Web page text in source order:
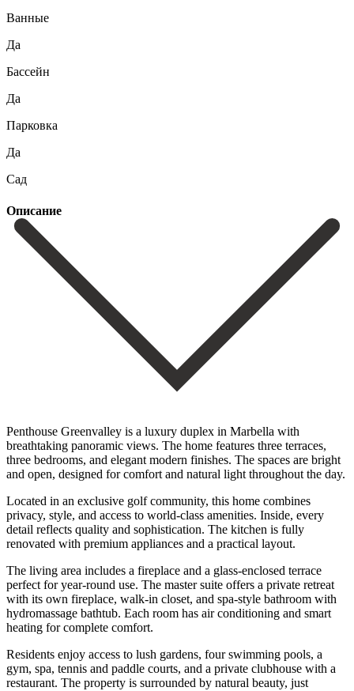
Ванные
Да
Бассейн
Да
Парковка
Да
Сад
Описание
Penthouse Greenvalley is a luxury duplex in Marbella with
breathtaking panoramic views. The home features three terraces,
three bedrooms, and elegant modern finishes. The spaces are bright
and open, designed for comfort and natural light throughout the day.
Located in an exclusive golf community, this home combines
privacy, style, and access to world-class amenities. Inside, every
detail reflects quality and sophistication. The kitchen is fully
renovated with premium appliances and a practical layout.
The living area includes a fireplace and a glass-enclosed terrace
perfect for year-round use. The master suite offers a private retreat
with its own fireplace, walk-in closet, and spa-style bathroom with
hydromassage bathtub. Each room has air conditioning and smart
heating for complete comfort.
Residents enjoy access to lush gardens, four swimming pools, a
gym, spa, tennis and paddle courts, and a private clubhouse with a
restaurant. The property is surrounded by natural beauty, just